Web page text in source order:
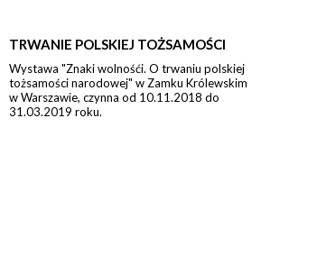
TRWANIE POLSKIEJ TOŻSAMOŚCI
Wystawa "Znaki wolnośći. O trwaniu polskiej
tożsamości narodowej" w Zamku Królewskim
w Warszawie, czynna od 10.11.2018 do
31.03.2019 roku.